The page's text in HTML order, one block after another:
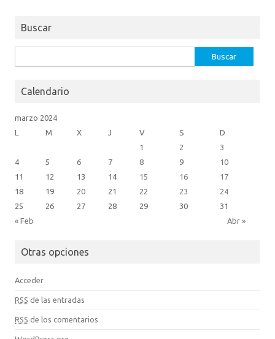
Buscar
Calendario
marzo 2024
L
M X J V S D
« Feb Abr »
1 2
3
4
5 6 7 8 9
10
11
12 13 14 15 16
17
18
19 20 21 22 23
24
25
26 27 28 29 30 31
Otras opciones
Acceder
RSS de las entradas
RSS de los comentarios